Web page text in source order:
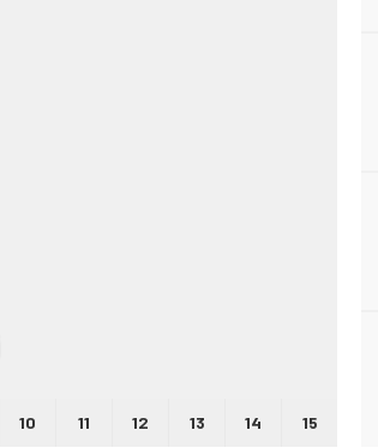
10 11 12 13 14 15